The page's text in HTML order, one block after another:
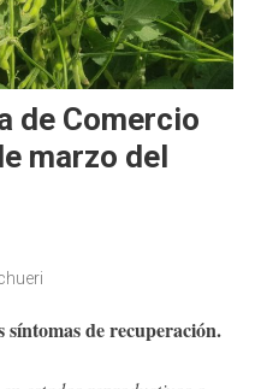
de Comercio
marzo del
síntomas de recuperación.